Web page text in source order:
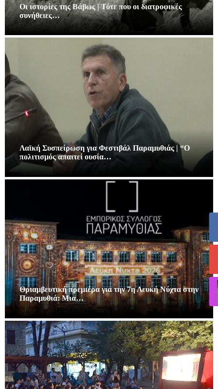
Οι ιστορίες της Βάβως | Τότε που οι διατροφικές
συνήθειες…
Λαϊκή Συσπείρωση για Φεστιβάλ Παραμυθιάς | “Ο
πολιτισμός απαιτεί ουσία…
Θριαμβευτική πρεμιέρα για την 7η Λευκή Νύχτα στην
Παραμυθιά: Μια…